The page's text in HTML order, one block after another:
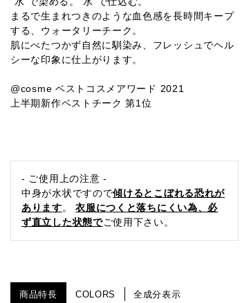
まるで生まれつきのような血色感を長時間キープ
する、ウォータリーチーク。
肌にべたつかず自然に馴染み、フレッシュでヘル
シーな印象に仕上がります。
@cosme ベストコスメアワード 2021
上半期新作ベストチーク 第1位
- ご使用上の注意 -
中身が水状ですので傾けるとこぼれる恐れが
あります。衣服につくと落ちにくい為、必
ず直立した状態でご使用下さい。
商品特長 COLORS 全成分表示